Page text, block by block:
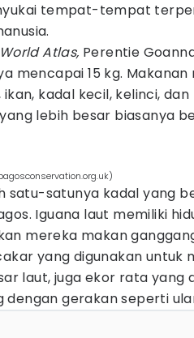
tempat-tempat
World Atlas, Perentie
mencapai 15 kg.
kadal kecil, kelinci,
lebih besar biasanya
satu-satunya kadal yang
Iguana laut memiliki
mereka makan
yang digunakan
laut, juga ekor rata
dengan gerakan seperti